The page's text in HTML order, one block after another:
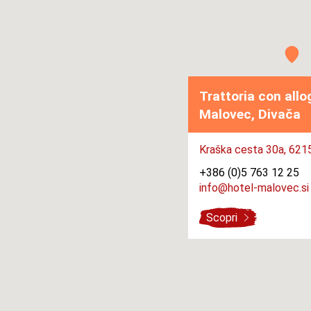
Trattoria con
Malovec, Divača
Kraška cesta 30a,
+386 (0)5 763 12 25
info@hotel-malovec.si
Scopri